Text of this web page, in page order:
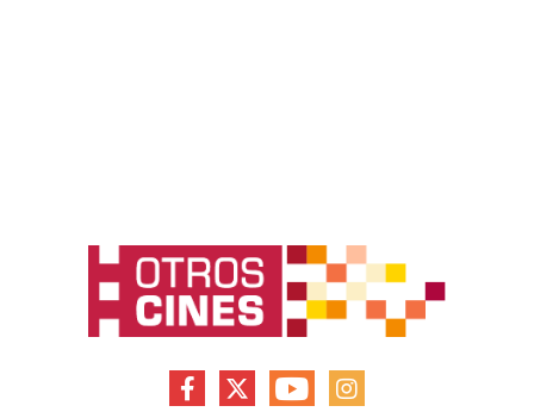
FACEBOOKYOUTUBEINSTAGRAM